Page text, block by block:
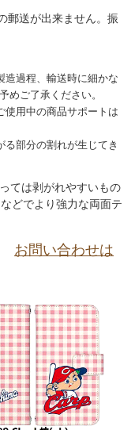
郵送が出来ません。振
過程、輸送時に細かな
めご了承ください。
用中の商品サポートは
部分の割れが生じてき
ては剥がれやすいもの
どでより強力な両面テ
お問い合わせは